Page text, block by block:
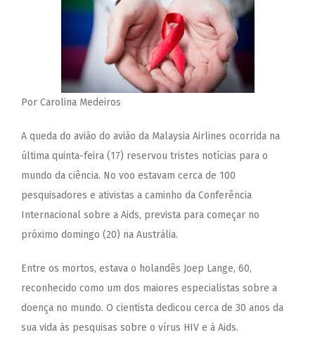
Por Carolina Medeiros
A queda do avião do avião da Malaysia Airlines ocorrida na
última quinta-feira (17) reservou tristes notícias para o
mundo da ciência. No voo estavam cerca de 100
pesquisadores e ativistas a caminho da Conferência
Internacional sobre a Aids, prevista para começar no
próximo domingo (20) na Austrália.
Entre os mortos, estava o holandês Joep Lange, 60,
reconhecido como um dos maiores especialistas sobre a
doença no mundo. O cientista dedicou cerca de 30 anos da
sua vida às pesquisas sobre o vírus HIV e à Aids.